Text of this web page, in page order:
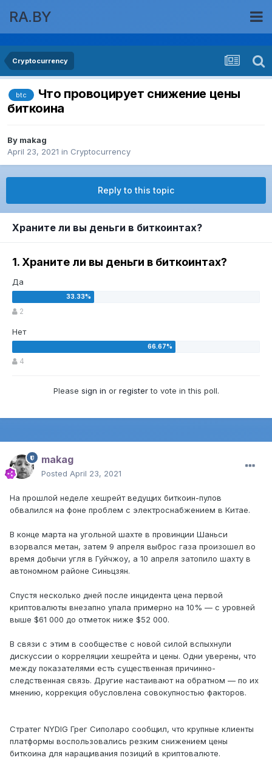
RA.BY
Cryptocurrency
btc
Что провоцирует снижение цены
биткоина
By makag
April 23, 2021 in Cryptocurrency
Reply to this topic
Храните ли вы деньги в биткоинтах?
1. Храните ли вы деньги в биткоинтах?
Да
2
Нет
4
Please sign in or registerto vote in this poll.
makag
Posted April 23, 2021
На прошлой неделе хешрейт ведущих биткоин-пулов
обвалился на фоне проблем с электроснабжением в Китае.
В конце марта на угольной шахте в провинции Шаньси
взорвался метан, затем 9 апреля выброс газа произошел во
время добычи угля в Гуйчжоу, а 10 апреля затопило шахту в
автономном районе Синьцзян.
Спустя несколько дней после инцидента цена первой
криптовалюты внезапно упала примерно на 10% — с уровней
выше $61 000 до отметок ниже $52 000.
В связи с этим в сообществе с новой силой вспыхнули
дискуссии о корреляции хешрейта и цены. Одни уверены, что
между показателями есть существенная причинно-
следственная связь. Другие настаивают на обратном — по их
мнению, коррекция обусловлена совокупностью факторов.
Стратег NYDIG Грег Сиполаро сообщил, что крупные клиенты
платформы воспользовались резким снижением цены
биткоина для наращивания позиций в криптовалюте.